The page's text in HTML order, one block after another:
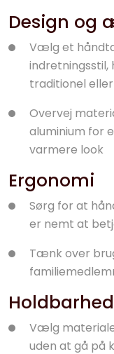
Design og
Vælg et
indretningsstil,
traditionel
Overvej
aluminium for
varmere look
Ergonomi
Sørg for at
er nemt at
Tænk over
Holdbarhed
Vælg
uden at gå på